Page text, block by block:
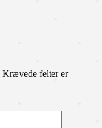
Krævede felter er